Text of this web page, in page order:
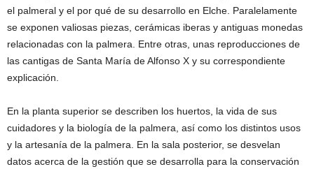
el palmeral y el por qué de su desarrollo en Elche. Paralelamente
se exponen valiosas piezas, cerámicas iberas y antiguas monedas
relacionadas con la palmera. Entre otras, unas reproducciones de
las cantigas de Santa María de Alfonso X y su correspondiente
explicación.
En la planta superior se describen los huertos, la vida de sus
cuidadores y la biología de la palmera, así como los distintos usos
y la artesanía de la palmera. En la sala posterior, se desvelan
datos acerca de la gestión que se desarrolla para la conservación